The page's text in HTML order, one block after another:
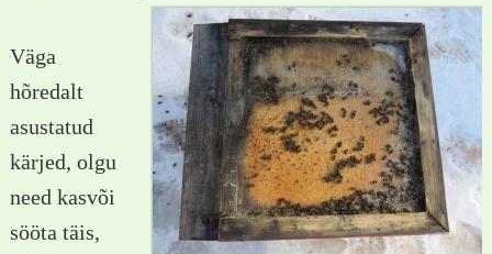
Väga
hõredalt
asustatud
kärjed, olgu
need kasvõi
sööta täis,